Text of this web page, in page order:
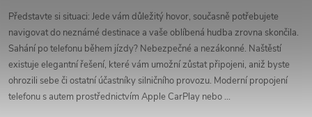
Představte si situaci: Jede vám důležitý hovor, současně potřebujete
navigovat do neznámé destinace a vaše oblíbená hudba zrovna skončila.
Sahání po telefonu během jízdy? Nebezpečné a nezákonné. Naštěstí
existuje elegantní řešení, které vám umožní zůstat připojeni, aniž byste
ohrozili sebe či ostatní účastníky silničního provozu. Moderní propojení
telefonu s autem prostřednictvím Apple CarPlay nebo ...